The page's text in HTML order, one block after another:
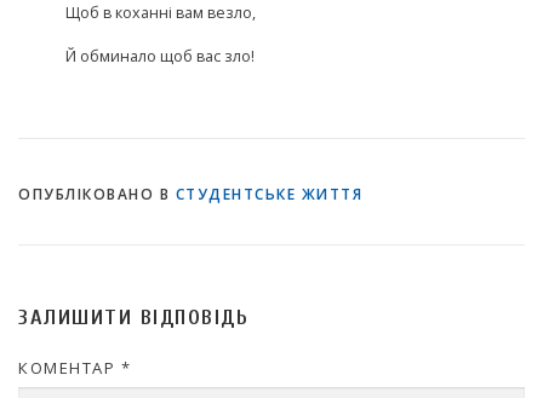
Щоб в коханні вам везло,
Й обминало щоб вас зло!
ОПУБЛІКОВАНО В СТУДЕНТСЬКЕ ЖИТТЯ
ЗАЛИШИТИ ВІДПОВІДЬ
КОМЕНТАР *